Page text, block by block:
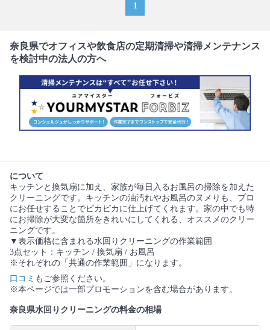
1
奈良県でオフィスや飲食店の定期清掃や清掃メンテナンス
を検討中の法人の方へ
について
キッチンと換気扇に加え、家族が毎日入るお風呂の掃除を加えた
クリーニングです。キッチンの油汚れやお風呂のヌメりも、プロ
にお任せすることでピカピカに仕上げてくれます。家の中でも特
にお掃除が大変な箇所をきれいにしてくれる、オススメのクリー
ニングです。
▼表示価格に含まれる水回りクリーニングの作業範囲
3点セット：キッチン / 換気扇 / お風呂
※それぞれの「共通の作業範囲」になります。
口コミ もご参照ください。
※本ページでは一部プロモーションを含む場合があります。
奈良県水回りクリーニングの料金の相場